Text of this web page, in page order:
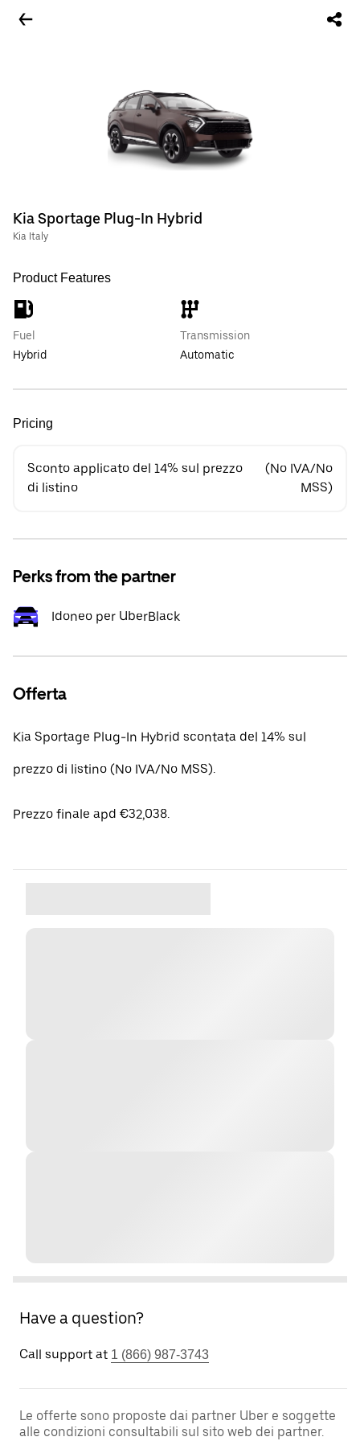
Kia Sportage Plug-In Hybrid
Kia Italy
Product Features
Fuel
Hybrid
Transmission
Automatic
Pricing
Sconto applicato del 14% sul prezzo
di listino
(No IVA/No
MSS)
Perks from the partner
Idoneo per UberBlack
Offerta
Kia Sportage Plug-In Hybrid scontata del 14% sul
prezzo di listino (No IVA/No MSS).
Prezzo finale apd €32,038.
Have a question?
Call support at 1 (866) 987-3743
Le offerte sono proposte dai partner Uber e soggette
alle condizioni consultabili sul sito web dei partner.